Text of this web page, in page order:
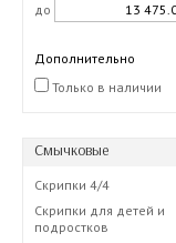
до
Дополнительно
Только в наличии
Смычковые
Скрипки 4/4
Скрипки для детей и
подростков